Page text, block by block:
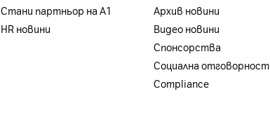
Стани партньор на А1
HR новини
Архив новини
Видео новини
Спонсорства
Социална отговорност
Compliance